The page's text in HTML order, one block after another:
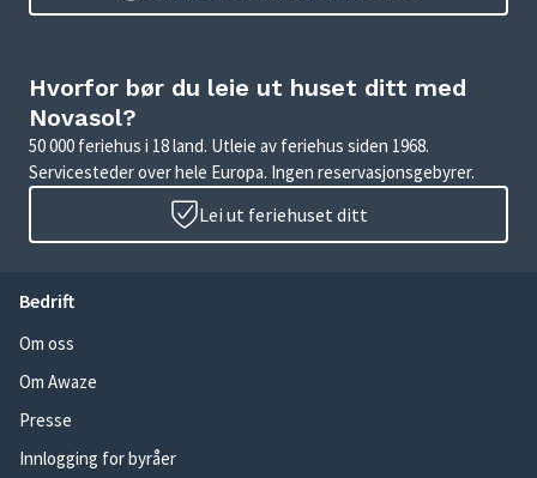
Hvorfor bør du leie ut huset ditt med
Novasol?
50 000 feriehus i 18 land. Utleie av feriehus siden 1968.
Servicesteder over hele Europa. Ingen reservasjonsgebyrer.
Lei ut feriehuset ditt
Bedrift
Om oss
Om Awaze
Presse
Innlogging for byråer